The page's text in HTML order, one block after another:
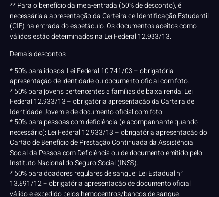
** Para o benefício da meia-entrada (50% de desconto), é
necessária a apresentação da Carteira de Identificação Estudantil
(CIE) na entrada do espetáculo. Os documentos aceitos como
válidos estão determinados na Lei Federal 12.933/13.
Demais descontos:
* 50% para idosos: Lei Federal 10.741/03 – obrigatória
apresentação de identidade ou documento oficial com foto.
* 50% para jovens pertencentes a famílias de baixa renda: Lei
Federal 12.933/13 – obrigatória apresentação da Carteira de
Identidade Jovem e de documento oficial com foto.
* 50% para pessoas com deficiência (e acompanhante quando
necessário): Lei Federal 12.933/13 – obrigatória apresentação do
Cartão de Benefício de Prestação Continuada da Assistência
Social da Pessoa com Deficiência ou de documento emitido pelo
Instituto Nacional do Seguro Social (INSS).
* 50% para doadores regulares de sangue: Lei Estadual n°
13.891/12 – obrigatória apresentação de documento oficial
válido e expedido pelos hemocentros/bancos de sangue.